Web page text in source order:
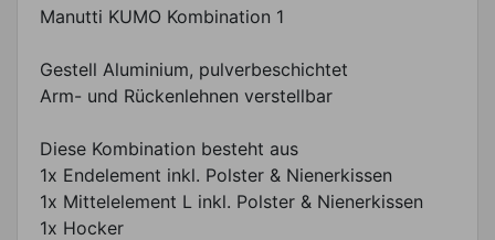
Manutti KUMO Kombination 1
Gestell Aluminium, pulverbeschichtet
Arm- und Rückenlehnen verstellbar
Diese Kombination besteht aus
1x Endelement inkl. Polster & Nienerkissen
1x Mittelelement L inkl. Polster & Nienerkissen
1x Hocker